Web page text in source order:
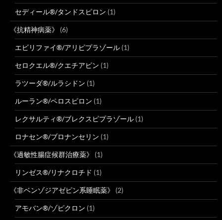
セディール®/タンドスピロン (1)
《抗精神病薬》 (6)
エビリファイ®/アリピプラゾール (1)
セロクエル®/クエチアピン (1)
ラツーダ®/ルラシドン (1)
ルーラン®/ペロスピロン (1)
レクサルティ®/ブレクスピプラゾール (1)
ロナセン®/ブロナンセリン (1)
《過敏性腸症候群治療薬》 (1)
リンゼス®/リナクロチド (1)
《非ベンゾジアゼピン系睡眠薬》 (2)
アモバン®/ゾピクロン (1)